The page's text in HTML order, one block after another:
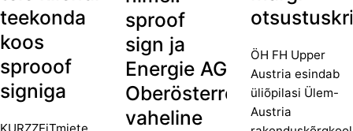
ÖH FH Upper
Austria esindab
üliõpilasi Ülem-
Austria
teekonda
koos
sprooof
signiga
sproof
sign ja
Energie AG
Oberösterreich
vaheline